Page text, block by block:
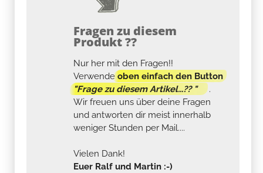
Fragen zu diesem
Produkt ??
Nur her mit den Fragen!!
Verwendeoben einfach den Button
"Frage zu diesem Artikel...?? "
.
Wir freuen uns über deine Fragen
und antworten dir meist innerhalb
weniger Stunden per Mail....
Vielen Dank!
Euer Ralf und Martin :-)